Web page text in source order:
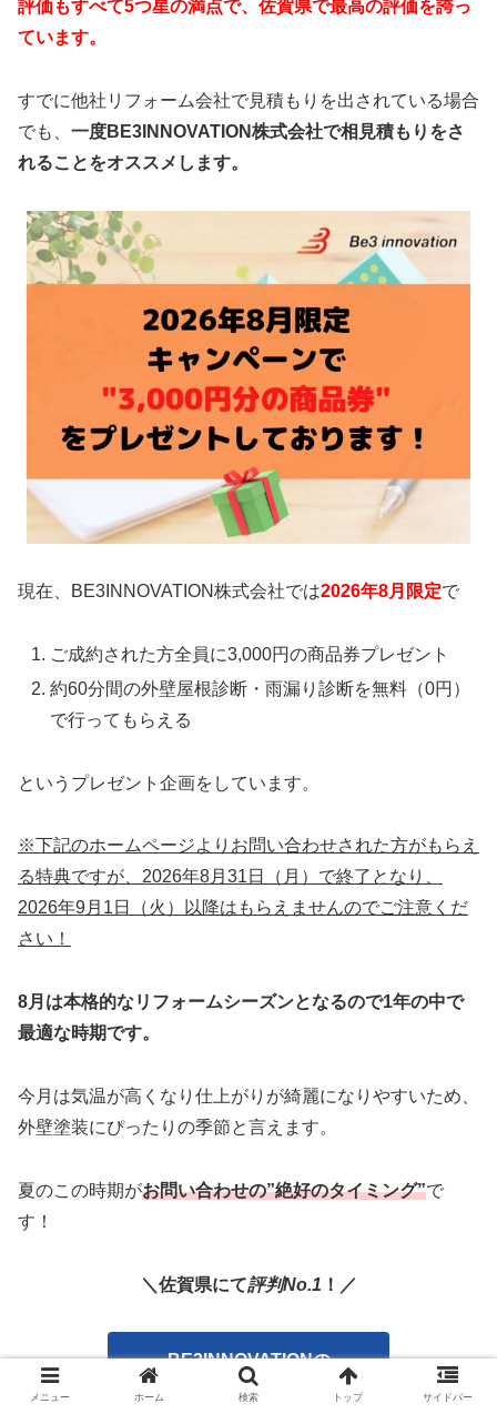
評価もすべて5つ星の満点で、佐賀県で最高の評価を誇っ
ています。
すでに他社リフォーム会社で見積もりを出されている場合
でも、 一度BE3INNOVATION株式会社で相見積もりをさ
れることをオススメします。
現在、BE3INNOVATION株式会社では2026年8月限定で
ご成約された方全員に3,000円の商品券プレゼント
約60分間の外壁屋根診断・雨漏り診断を無料（0円）
で行ってもらえる
というプレゼント企画をしています。
※下記のホームページよりお問い合わせされた方がもらえ
る特典ですが、2026年8月31日（月）で終了となり、
2026年9月1日（火）以降はもらえませんのでご注意くだ
さい！
8月は本格的なリフォームシーズンとなるので1年の中で
最適な時期です。
今月は気温が高くなり仕上がりが綺麗になりやすいため、
外壁塗装にぴったりの季節と言えます。
夏のこの時期がお問い合わせの”絶好のタイミング”で
す！
＼佐賀県にて評判No.1 ！／
BE3INNOVATIONの
ホームページはコチラ
メニュー ホーム 検索 トップ サイドバー